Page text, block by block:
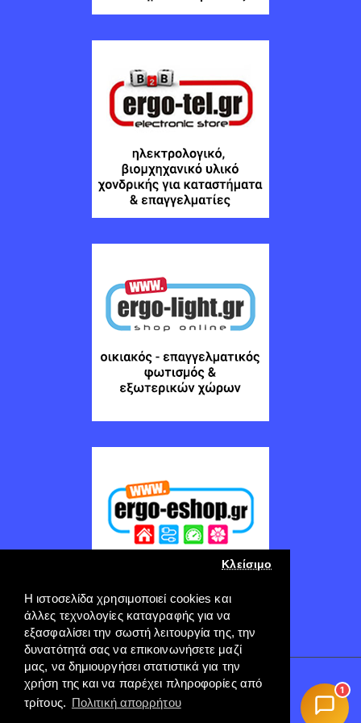
Η ιστοσελίδα χρησιμοποιεί cookies και
άλλες τεχνολογίες καταγραφής για να
εξασφαλίσει την σωστή λειτουργία της, την
δυνατότητά σας να επικοινωνήσετε μαζί
μας, να δημιουργήσει στατιστικά για την
χρήση της και να παρέχει πληροφορίες από
τρίτους. Πολιτική απορρήτου
Κλείσιμο
Copyright © 2022, ERGO-GROUP, All Rights Reserved
----
1